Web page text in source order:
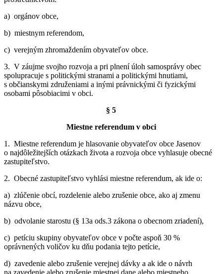
a) orgánov obce,
b) miestnym referendom,
c) verejným zhromaždením obyvateľov obce.
3. V záujme svojho rozvoja a pri plnení úloh samosprávy obec
spolupracuje s politickými stranami a politickými hnutiami,
s občianskymi združeniami a inými právnickými či fyzickými
osobami pôsobiacimi v obci.
§ 5
Miestne referendum v obci
1. Miestne referendum je hlasovanie obyvateľov obce Jasenov
o najdôležitejších otázkach života a rozvoja obce vyhlasuje obecné
zastupiteľstvo.
2. Obecné zastupiteľstvo vyhlási miestne referendum, ak ide o:
a) zlúčenie obcí, rozdelenie alebo zrušenie obce, ako aj zmenu
názvu obce,
b) odvolanie starostu (§ 13a ods.3 zákona o obecnom zriadení),
c) petíciu skupiny obyvateľov obce v počte aspoň 30 %
oprávnených voličov ku dňu podania tejto petície,
d) zavedenie alebo zrušenie verejnej dávky a ak ide o návrh
na zavedenie alebo zrušenie miestnej dane alebo miestneho